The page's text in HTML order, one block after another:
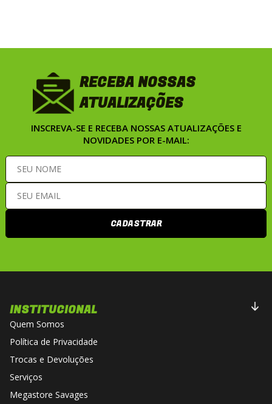
RECEBA NOSSAS
ATUALIZAÇÕES
INSCREVA-SE E RECEBA NOSSAS ATUALIZAÇÕES E
NOVIDADES POR E-MAIL:
CADASTRAR
INSTITUCIONAL
Quem Somos
Política de Privacidade
Trocas e Devoluções
Serviços
Megastore Savages